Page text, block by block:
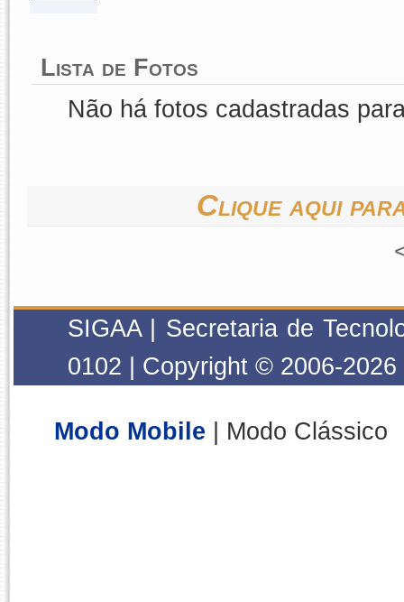
Lista de Fotos
Não há fotos cadastradas
Clique aqui
SIGAA | Secretaria de
0102 | Copyright © 2006-
Modo Mobile | Modo Clássico